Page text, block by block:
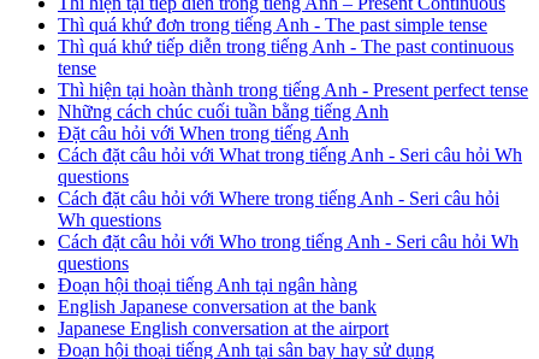
Thì quá khứ đơn trong tiếng Anh - The past simple tense
Thì quá khứ tiếp diễn trong tiếng Anh - The past continuous
tense
Thì hiện tại hoàn thành trong tiếng Anh - Present perfect tense
Những cách chúc cuối tuần bằng tiếng Anh
Đặt câu hỏi với When trong tiếng Anh
Cách đặt câu hỏi với What trong tiếng Anh - Seri câu hỏi Wh
questions
Cách đặt câu hỏi với Where trong tiếng Anh - Seri câu hỏi
Wh questions
Cách đặt câu hỏi với Who trong tiếng Anh - Seri câu hỏi Wh
questions
Đoạn hội thoại tiếng Anh tại ngân hàng
English Japanese conversation at the bank
Japanese English conversation at the airport
Đoạn hội thoại tiếng Anh tại sân bay hay sử dụng